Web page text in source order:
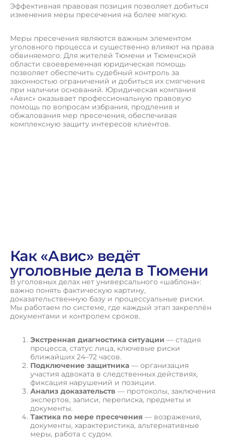
Эффективная правовая позиция позволяет добиться
изменения меры пресечения на более мягкую.
Меры пресечения являются важным элементом
уголовного процесса и существенно влияют на права
обвиняемого. Для жителей Тюмени и Тюменской
области своевременная юридическая помощь
позволяет обеспечить судебный контроль за
законностью ограничений и добиться их смягчения
при наличии оснований. Юридическая компания
«Авис» оказывает профессиональную правовую
помощь по вопросам избрания, продления и
обжалования мер пресечения, обеспечивая
комплексную защиту интересов клиентов.
Как «Авис» ведёт
уголовные дела в Тюмени
В уголовных делах нет универсального «шаблона»:
важно понять фактическую картину,
доказательственную базу и процессуальные риски.
Мы работаем по системе, где каждый этап закреплён
документами и контролем сроков.
Экстренная диагностика ситуации — стадия
процесса, статус лица, ключевые риски
ближайших 24–72 часов.
Подключение защитника — организация
участия адвоката в следственных действиях,
фиксация нарушений и позиции.
Анализ доказательств — протоколы, заключения
экспертов, записи, переписка, предметы и
документы.
Тактика по мере пресечения — возражения,
документы, характеристика, альтернативные
меры, работа с судом.